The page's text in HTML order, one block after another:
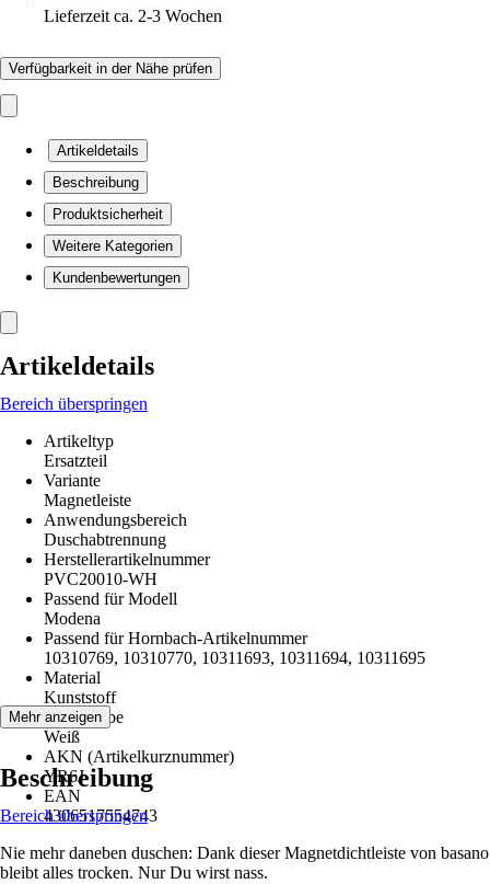
Lieferzeit ca. 2-3 Wochen
Verfügbarkeit in der Nähe prüfen
Artikeldetails
Beschreibung
Produktsicherheit
Weitere Kategorien
Kundenbewertungen
Artikeldetails
Bereich überspringen
Artikeltyp
Ersatzteil
Variante
Magnetleiste
Anwendungsbereich
Duschabtrennung
Herstellerartikelnummer
PVC20010-WH
Passend für Modell
Modena
Passend für Hornbach-Artikelnummer
10310769, 10310770, 10311693, 10311694, 10311695
Material
Kunststoff
Grundfarbe
Weiß
AKN (Artikelkurznummer)
YR6J
EAN
4306517554743
Mehr anzeigen
Beschreibung
Bereich überspringen
Nie mehr daneben duschen: Dank dieser Magnetdichtleiste von basano
bleibt alles trocken. Nur Du wirst nass.